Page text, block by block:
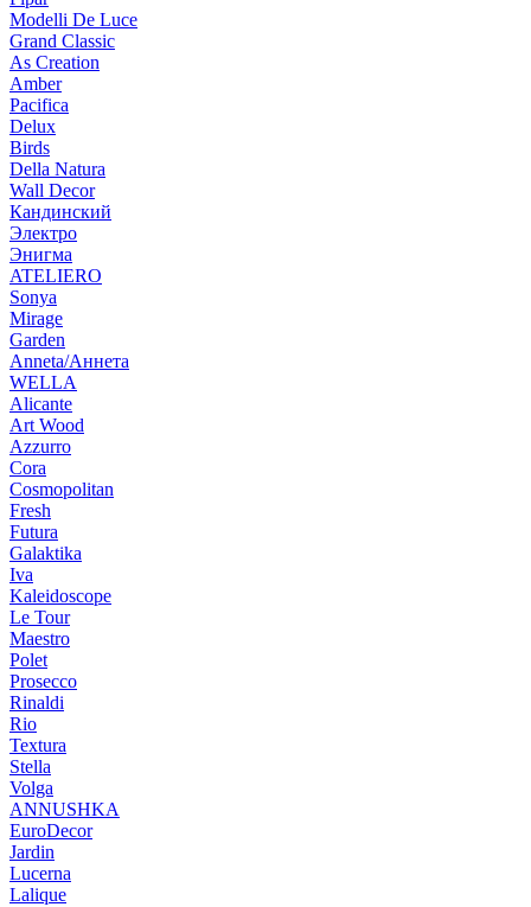
Modelli De Luce
Grand Classic
As Creation
Amber
Pacifica
Delux
Birds
Della Natura
Wall Decor
Кандинский
Электро
Энигма
ATELIERO
Sonya
Mirage
Garden
Anneta/Аннета
WELLA
Alicante
Art Wood
Azzurro
Cora
Cosmopolitan
Fresh
Futura
Galaktika
Iva
Kaleidoscope
Le Tour
Maestro
Polet
Prosecco
Rinaldi
Rio
Textura
Stella
Volga
ANNUSHKA
EuroDecor
Jardin
Lucerna
Lalique